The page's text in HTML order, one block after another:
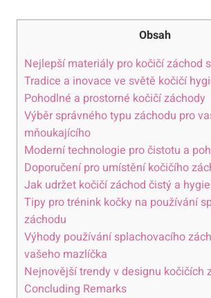
Obsah
Nejlepší materiály pro kočičí záchod
Tradice a inovace ve světě kočičí
Pohodlné a prostorné kočičí záchody
Výběr správného typu záchodu pro
mňoukajícího
Moderní technologie pro čistotu a
Doporučení pro umístění kočičího
Jak udržet kočičí záchod čistý a
Tipy pro trénink kočky na používání
záchodu
Výhody používání splachovacího
vašeho mazlíčka
Nejnovější trendy v designu kočičích
Concluding Remarks